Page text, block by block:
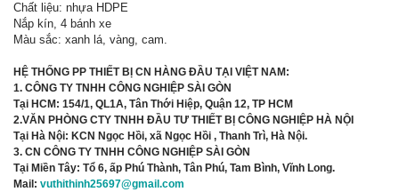
Chất liệu: nhựa HDPE
Nắp kín, 4 bánh xe
Màu sắc: xanh lá, vàng, cam.
HỆ THỐNG PP THIẾT BỊ CN HÀNG ĐẦU TẠI VIỆT NAM:
1. CÔNG TY TNHH CÔNG NGHIỆP SÀI GÒN
Tại HCM: 154/1, QL1A, Tân Thới Hiệp, Quận 12, TP HCM
2.VĂN PHÒNG CTY TNHH ĐẦU TƯ THIẾT BỊ CÔNG NGHIỆP HÀ NỘI
Tại Hà Nội: KCN Ngọc Hồi, xã Ngọc Hồi , Thanh Trì, Hà Nội.
3. CN CÔNG TY TNHH CÔNG NGHIỆP SÀI GÒN
Tại Miền Tây: Tổ 6, ấp Phú Thành, Tân Phú, Tam Bình, Vĩnh Long.
Mail: vuthithinh25697@gmail.com